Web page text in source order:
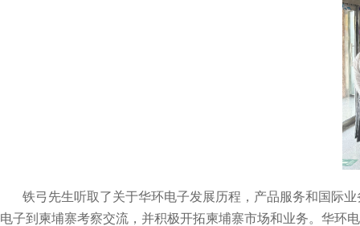
铁弓先生听取了关于华环电子发展历程，产品服务和国际
电子到柬埔寨考察交流，并积极开拓柬埔寨市场和业务。 华环